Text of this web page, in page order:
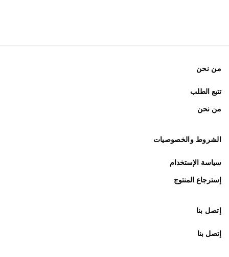
من نحن
تتبع الطلب
من نحن
الشروط والخصوصيات
سياسة الإستخدام
إسترجاع المنتوج
إتصل بنا
إتصل بنا